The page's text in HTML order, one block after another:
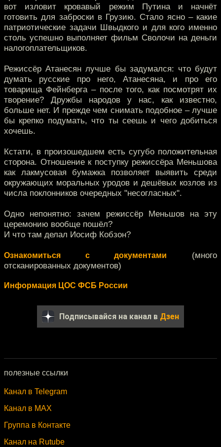
вот изловит кровавый режим Путина и начнёт
готовить для заброски в Грузию. Стало ясно – какие
патриотические задачи Швыдкого и для кого именно
столь успешно выполняет фильм Сволочи на деньги
налогоплательщиков.
Режиссёр Атанесян лучше бы задумался: что будут
думать русские про него, Атанесяна, и про его
товарища Фейнберга – после того, как посмотрят их
творение? Дружбы народов у нас, как известно,
больше нет. И прежде чем снимать подобное – лучше
бы крепко подумать, что ты сеешь и чего добиться
хочешь.
Кстати, в произошедшем есть сугубо положительная
сторона. Отношение к поступку режиссёра Меньшова
как лакмусовая бумажка позволяет выявить среди
окружающих моральных уродов и дешёвых козлов из
числа поклонников очередных "несогласных".
Одно непонятно: зачем режиссёр Меньшов на эту
церемонию вообще пошёл?
И что там делал Иосиф Кобзон?
Ознакомиться с документами
(много
отсканированных документов)
Информация ЦОС ФСБ России
Подписывайся на канал в Дзен
полезные ссылки
Канал в Telegram
Канал в MAX
Группа в Контакте
Канал на Rutube